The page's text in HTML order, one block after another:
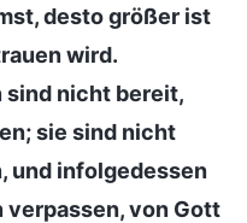
desto größer ist
wird.
nicht bereit,
sie sind nicht
und infolgedessen
von Gott